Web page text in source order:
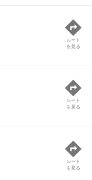
ルート
を見る
ルート
を見る
ルート
を見る